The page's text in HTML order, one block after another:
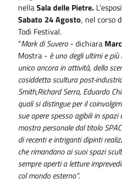
nellaSala delle Pietre.
Sabato 24 Agosto, nel corso
Todi Festival.
“Mark di Suvero- dichiara
Mostra - è uno degli ultimi e
unico ancora in attività, della
cosiddetta scultura post-
Smith,Richard Serra, Eduardo
quali si distingue per il
sue opere spesso agibili in
mostra personale dal titolo
di recenti e intriganti dipinti
che rimandano ai suoi spazi
sempre aperti a letture
col mondo esterno”.